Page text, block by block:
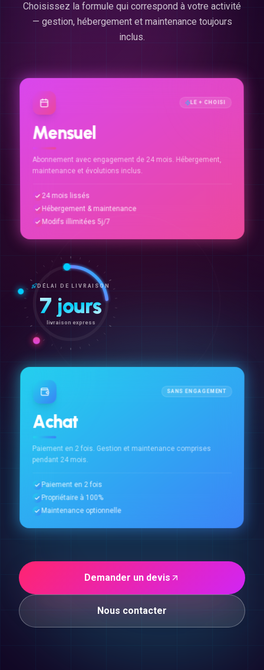
Choisissez la formule qui correspond à votre activité
— gestion, hébergement et maintenance toujours
inclus.
LE + CHOISI
Mensuel
Abonnement avec engagement de 24 mois. Hébergement,
maintenance et évolutions inclus.
24 mois lissés
Hébergement & maintenance
Modifs illimitées 5j/7
DÉLAI DE LIVRAISON
7 jours
livraison express
SANS ENGAGEMENT
Achat
Paiement en 2 fois. Gestion et maintenance comprises
pendant 24 mois.
Paiement en 2 fois
Propriétaire à 100%
Maintenance optionnelle
Demander un devis
Nous contacter